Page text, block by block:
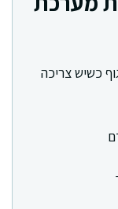
כשיש צריכה